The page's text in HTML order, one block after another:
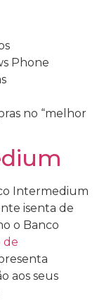
Phone
no “melhor
Intermedium
isenta de
o Banco
de
aos seus